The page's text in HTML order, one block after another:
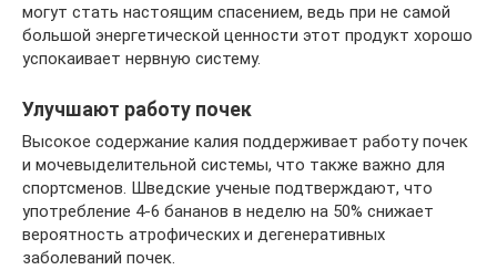
могут стать настоящим спасением, ведь при не самой
большой энергетической ценности этот продукт хорошо
успокаивает нервную систему.
Улучшают работу почек
Высокое содержание калия поддерживает работу почек
и мочевыделительной системы, что также важно для
спортсменов. Шведские ученые подтверждают, что
употребление 4-6 бананов в неделю на 50% снижает
вероятность атрофических и дегенеративных
заболеваний почек.